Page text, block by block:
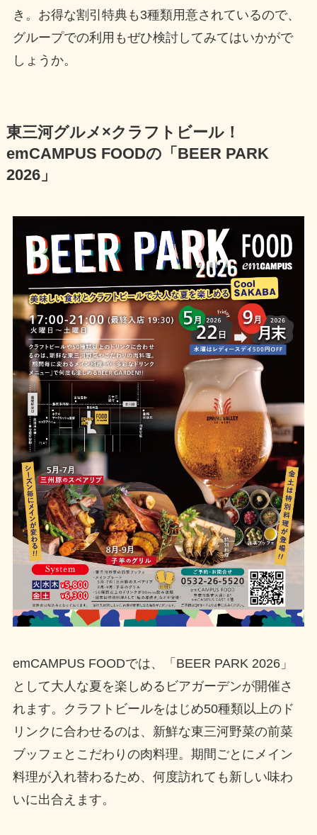
き。お得な割引特典も3種類用意されているので、
グループでの利用もぜひ検討してみてはいかがで
しょうか。
東三河グルメ×クラフトビール！
emCAMPUS FOODの「BEER PARK
2026」
emCAMPUS FOODでは、「BEER PARK 2026」
として大人な夏を楽しめるビアガーデンが開催さ
れます。クラフトビールをはじめ50種類以上のド
リンクに合わせるのは、新鮮な東三河野菜の前菜
ブッフェとこだわりの肉料理。期間ごとにメイン
料理が入れ替わるため、何度訪れても新しい味わ
いに出合えます。